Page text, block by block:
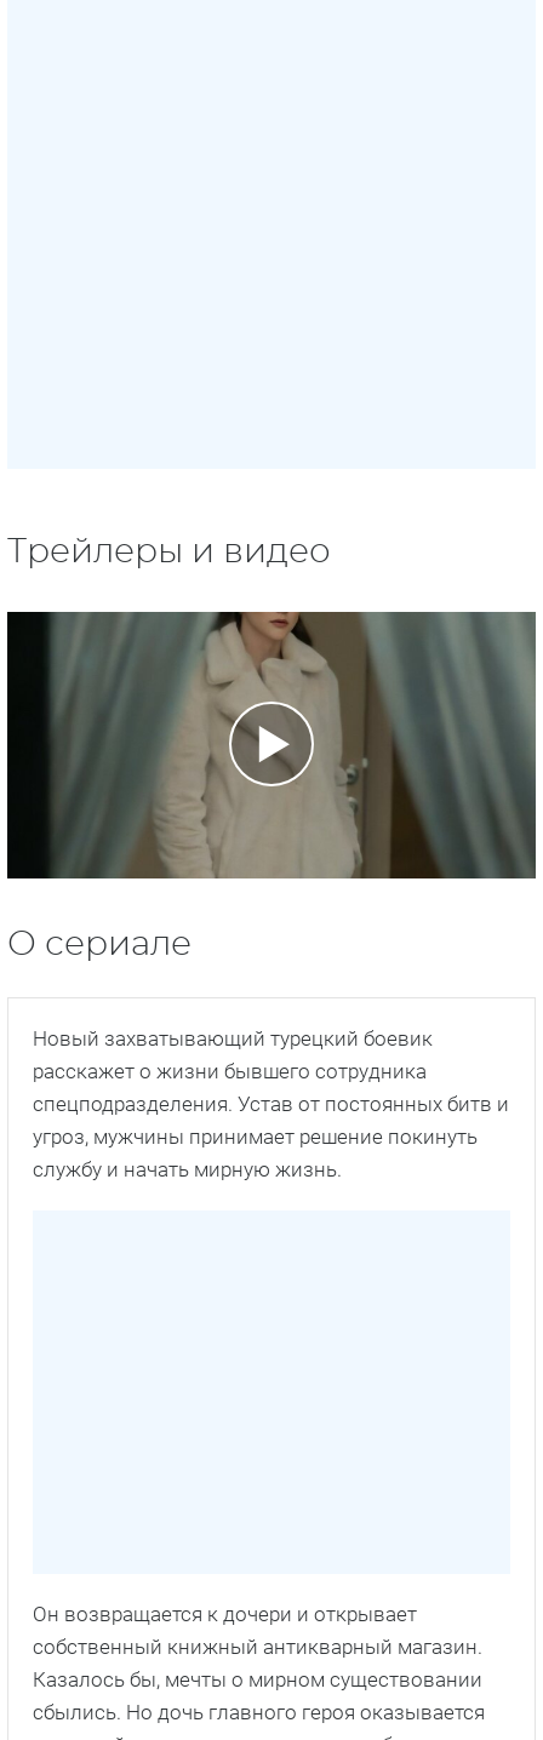
Трейлеры и видео
О сериале
Новый захватывающий турецкий боевик
расскажет о жизни бывшего сотрудника
спецподразделения. Устав от постоянных битв и
угроз, мужчины принимает решение покинуть
службу и начать мирную жизнь.
Он возвращается к дочери и открывает
собственный книжный антикварный магазин.
Казалось бы, мечты о мирном существовании
сбылись. Но дочь главного героя оказывается